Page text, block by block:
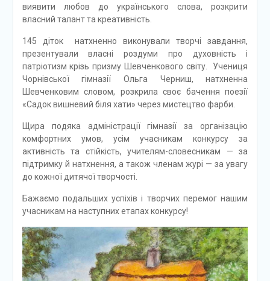
виявити любов до українського слова, розкрити
власний талант та креативність.
145 діток натхненно виконували творчі завдання,
презентували власні роздуми про духовність і
патріотизм крізь призму Шевченкового світу. Учениця
Чорнівської гімназії Ольга Черниш, натхненна
Шевченковим словом, розкрила своє бачення поезії
«Садок вишневий біля хати» через мистецтво фарби.
Щира подяка адміністрації гімназії за організацію
комфортних умов, усім учасникам конкурсу за
активність та стійкість, учителям-словесникам — за
підтримку й натхнення, а також членам журі — за увагу
до кожної дитячої творчості.
Бажаємо подальших успіхів і творчих перемог нашим
учасникам на наступних етапах конкурсу!